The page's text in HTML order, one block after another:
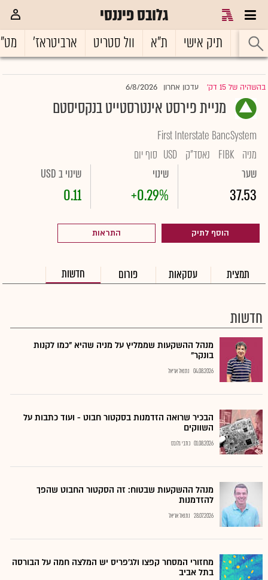
גלובס פיננסי
ראשי תיק אישי ת"א וול סטריט ארביטראז'
בהשהיה של 15 דק' |עדכון אחרון 6/8/2026
מניית פירסט אינטרסטייט בנקסיסטם
First Interstate BancSystem
מניה FIBK נאסד"ק USD סוף יום
שער
37.53
שינוי
+0.29%
שינוי ב USD
0.11
הוסף לתיק התראות
תמצית עסקאות פורום חדשות
חדשות
מנהל ההשקעות שממליץ על מניה שהיא "כמו לקנות
בונקר"
04.08.2026 נתנאל אריאל
הבכיר שרואה הזדמנות בסקטור חבוט - ועוד כתבות על
השווקים
01.08.2026 כתבי גלובס
מנהל ההשקעות שבטוח: זה הסקטור החבוט שהפך
להזדמנות
28.07.2026 נתנאל אריאל
מחזורי המסחר קפצו ולג'פריס יש המלצה חמה על הבורסה
בתל אביב